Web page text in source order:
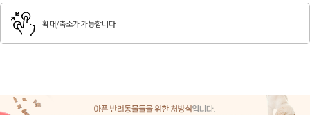
확대/축소가 가능합니다